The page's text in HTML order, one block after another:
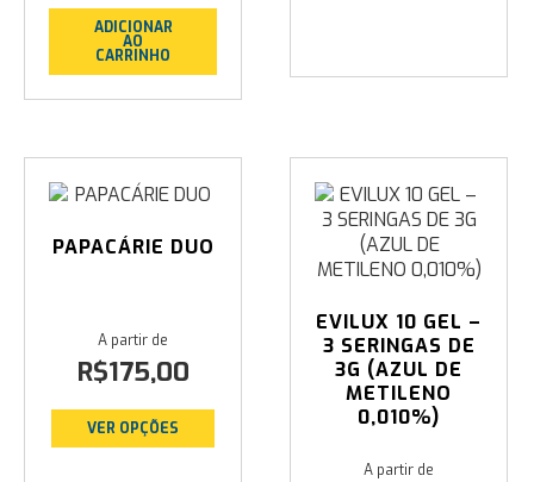
ADICIONAR
AO
CARRINHO
PAPACÁRIE DUO
R$175,00
VER OPÇÕES
EVILUX 10 GEL –
3 SERINGAS DE
3G (AZUL DE
METILENO
0,010%)